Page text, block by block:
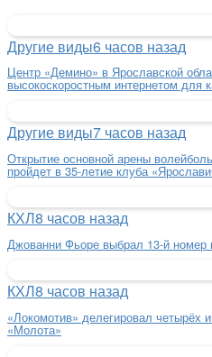
Другие виды6 часов назад
Центр «Демино» в Ярославской
высокоскоростным интернетом для
Другие виды7 часов назад
Открытие основной арены
пройдет в 35-летие клуба
КХЛ8 часов назад
Джованни Фьоре выбрал 13-й номер
КХЛ8 часов назад
«Локомотив» делегировал четырёх
«Молота»